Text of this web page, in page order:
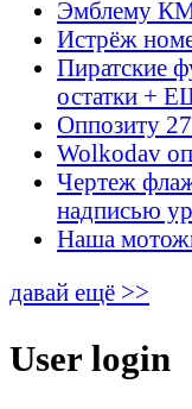
Эмблему
Истрёж
Пиратские
остатки +
Оппозиту
Wolkodav
Чертеж
надписью
Наша
давай ещё >>
User login